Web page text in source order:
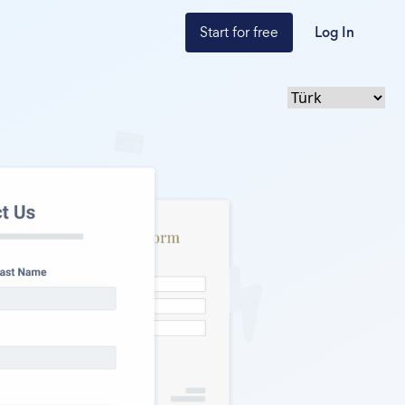
Start for free Log In